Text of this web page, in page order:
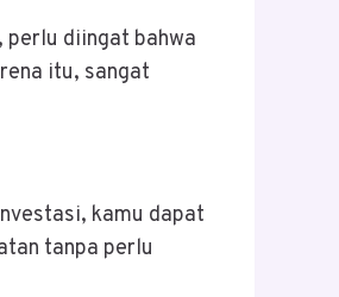
perlu diingat bahwa
itu, sangat
kamu dapat
tanpa perlu